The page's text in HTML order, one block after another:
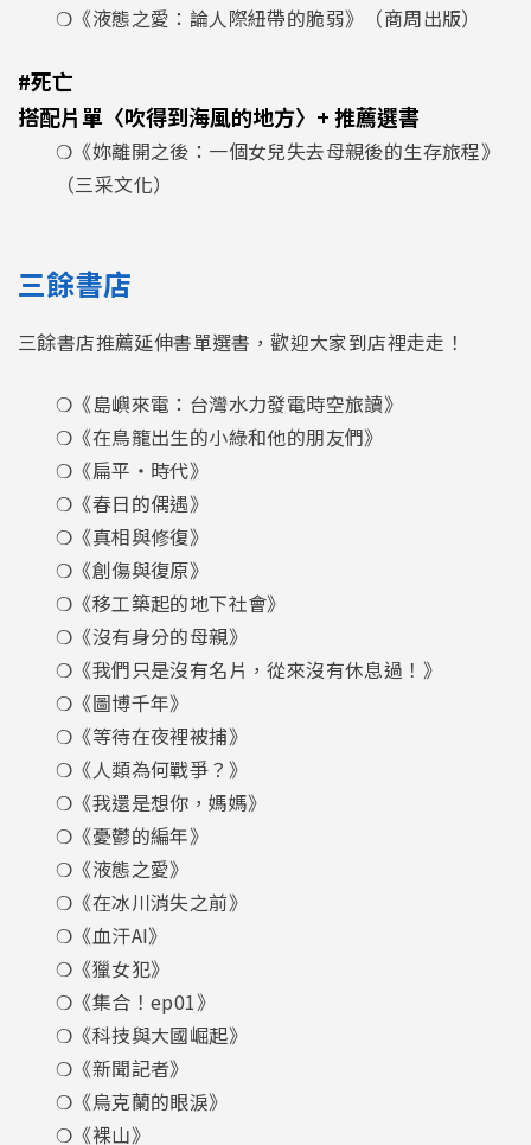
❍《液態之愛：論人際紐帶的脆弱》（商周出版）
#死亡
搭配片單〈吹得到海風的地方〉+ 推薦選書
❍《妳離開之後：一個女兒失去母親後的生存旅程》
（三采文化）
三餘書店
三餘書店推薦延伸書單選書，歡迎大家到店裡走走！
❍《島嶼來電：台灣水力發電時空旅讀》
❍《在鳥籠出生的小綠和他的朋友們》
❍《扁平・時代》
❍《春日的偶遇》
❍《真相與修復》
❍《創傷與復原》
❍《移工築起的地下社會》
❍《沒有身分的母親》
❍《我們只是沒有名片，從來沒有休息過！》
❍《圖博千年》
❍《等待在夜裡被捕》
❍《人類為何戰爭？》
❍《我還是想你，媽媽》
❍《憂鬱的編年》
❍《液態之愛》
❍《在冰川消失之前》
❍《血汗AI》
❍《獵女犯》
❍《集合！ep01》
❍《科技與大國崛起》
❍《新聞記者》
❍《烏克蘭的眼淚》
❍《裸山》